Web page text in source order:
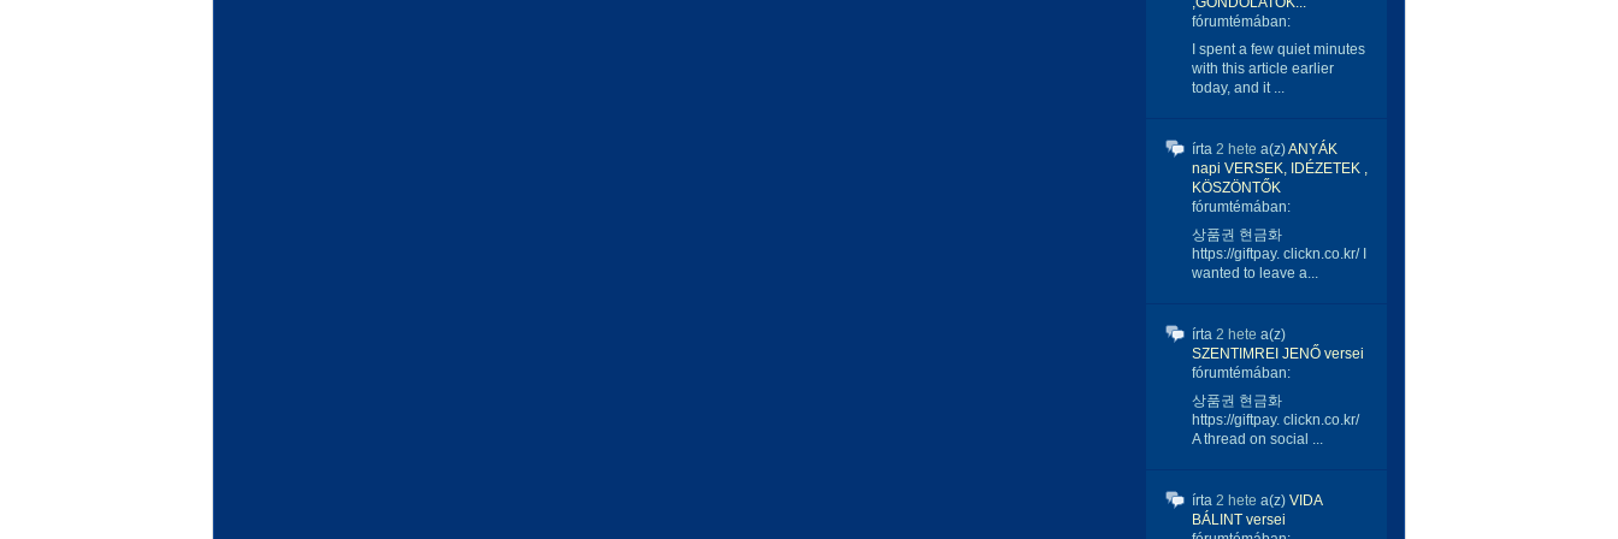
fórumtémában:
I spent a few quiet minutes
with this article earlier
today, and it ...
írta 2 hete a(z)ANYÁK
napi VERSEK, IDÉZETEK ,
KÖSZÖNTŐK
fórumtémában:
상품권 현금화
https://giftpay. clickn.co.kr/ I
wanted to leave a...
írta 2 hete a(z)
SZENTIMREI JENŐ versei
fórumtémában:
상품권 현금화
https://giftpay. clickn.co.kr/
A thread on social ...
írta 2 hete a(z) VIDA
BÁLINT versei